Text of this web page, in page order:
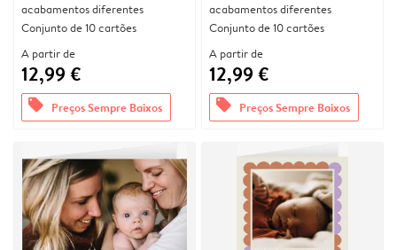
acabamentos diferentes
Conjunto de 10 cartões
A partir de
12,99 €
offers Preços Sempre Baixos
acabamentos diferentes
Conjunto de 10 cartões
A partir de
12,99 €
offers Preços Sempre Baixos